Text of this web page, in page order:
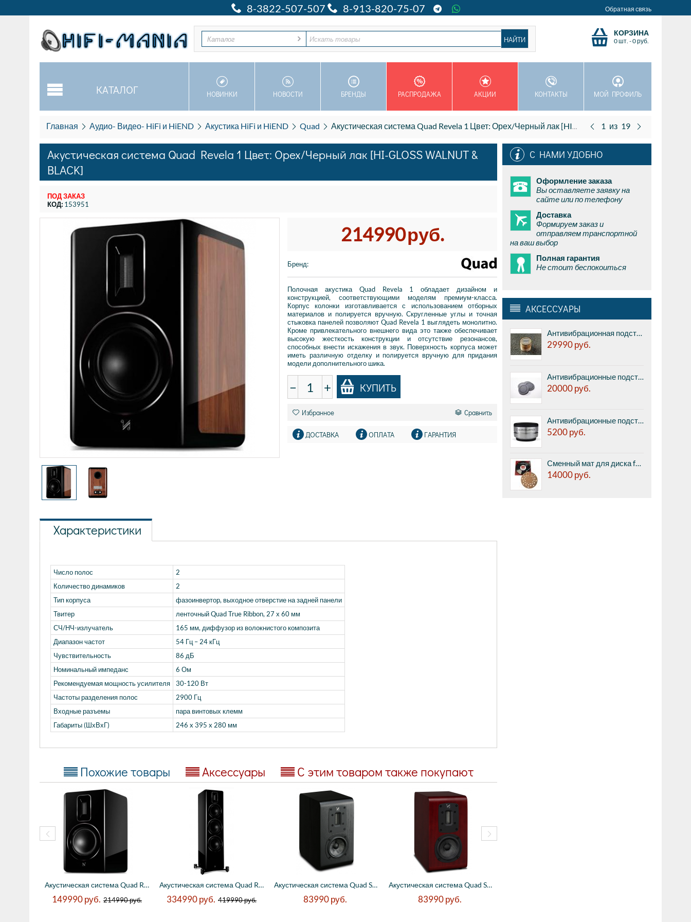
8-3822-507-507 8-913-820-75-07 Обратная связь
Каталог
КОРЗИНА
0 шт. -0руб.
КАТАЛОГ НОВИНКИ НОВОСТИ БРЕНДЫ РАСПРОДАЖА АКЦИИ КОНТАКТЫ МОЙ ПРОФИЛЬ
Главная Аудио- Видео- HiFi и HiEND Акустика HiFi и HiEND Quad Акустическая система Quad Revela 1 Цвет: Орех/Черный лак [HI-GLOSS WALNUT & BLACK] 1 из 19
Акустическая система Quad Revela 1 Цвет: Орех/Черный лак [HI-GLOSS WALNUT &
BLACK]
ПОД ЗАКАЗ
КОД: 153951
214990руб.
Бренд:
Полочная акустика Quad Revela 1 обладает дизайном и
конструкцией, соответствующими моделям премиум-класса.
Корпус колонки изготавливается с использованием отборных
материалов и полируется вручную. Скругленные углы и точная
стыковка панелей позволяют Quad Revela 1 выглядеть монолитно.
Кроме привлекательного внешнего вида это также обеспечивает
высокую жесткость конструкции и отсутствие резонансов,
способных внести искажения в звук. Поверхность корпуса может
иметь различную отделку и полируется вручную для придания
модели дополнительного шика.
− + КУПИТЬ
Избранное Сравнить
ДОСТАВКА ОПЛАТА ГАРАНТИЯ
Характеристики
Число полос
2
Количество динамиков
2
Тип корпуса
фазоинвертор, выходное отверстие на задней панели
Твитер
ленточный Quad True Ribbon, 27 х 60 мм
СЧ/НЧ-излучатель
165 мм, диффузор из волокнистого композита
Диапазон частот
54 Гц – 24 кГц
Чувствительность
86 дБ
Номинальный импеданс
6 Ом
Рекомендуемая мощность усилителя
30-120 Вт
Частоты разделения полос
2900 Гц
Входные разъемы
пара винтовых клемм
Габариты (ШхВхГ)
246 x 395 x 280 мм
Похожие товары Аксессуары С этим товаром также покупают
Акустическая система Quad Revela 1 Цвет: ...
149990руб. 214990руб.
Акустическая система Quad Revela 2 Цвет: ...
334990руб. 419990руб.
Акустическая система Quad S-1 Black oak -...
83990 руб.
Акустическая система Quad S-1 Mahogany - ...
83990 руб.
С НАМИ УДОБНО
Оформление заказа
Вы оставляете заявку на
сайте или по телефону
Доставка
Формируем заказ и
отправляем транспортной
на ваш выбор
Полная гарантия
Не стоит беспокоиться
АКСЕССУАРЫ
Антивибрационная подставка AUDWAVE VI-3 Reference K2 - midrange, диаметр 45мм, высота 41мм, 1шт.
29990руб.
Антивибрационные подставки Acoustic Revive RKI-5005 - вибропоглощающие композитные диски с активным (kyoh stone) составом (с генерацией отрицательных ионов), диаметр 50 мм, толщина 5 мм, комплект из 4 шт.
20000руб.
Антивибрационные подставки IsoAcoustics Orea Graphite - изолятор для компонентов: CD-проигрыватели, проигрыватели винила, усилители, ЦАП и т.п. нагрузкой на каждую ножку до 1,8 кг, размер (диаметр х высота): 40х27 мм, фрезерованная сталь, шт.
5200руб.
Сменный мат для диска fo.Q TS-C01 Turntable Sheet Component - комплект из перфорированного слипмата толщиной 1 мм (двухслойный, 0.5 мм из пробки + 0.5 мм из патентованного материала Fo.Q) + покрытия для картриджей, тонармов, шеллов.
14000руб.